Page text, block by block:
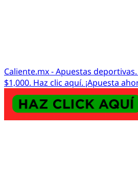
Caliente.mx - Apuestas
$1,000. Haz clic aquí. ¡Apuesta